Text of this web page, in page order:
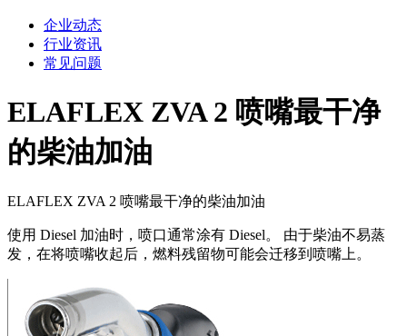
企业动态
行业资讯
常见问题
ELAFLEX ZVA 2 喷嘴最干净
的柴油加油
ELAFLEX ZVA 2 喷嘴最干净的柴油加油
使用 Diesel 加油时，喷口通常涂有 Diesel。 由于柴油不易蒸
发，在将喷嘴收起后，燃料残留物可能会迁移到喷嘴上。